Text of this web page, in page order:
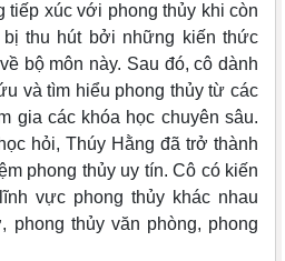
tiếp xúc với phong thủy khi còn
thu hút bởi những kiến thức
bộ môn này. Sau đó, cô dành
và tìm hiểu phong thủy từ các
gia các khóa học chuyên sâu.
hỏi, Thúy Hằng đã trở thành
phong thủy uy tín. Cô có kiến
vực phong thủy khác nhau
phong thủy văn phòng, phong